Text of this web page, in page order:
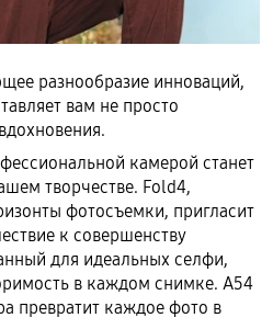
разнообразие инноваций,
вам не просто
камерой станет
творчестве. Fold4,
фотосъемки, пригласит
к совершенству
для идеальных селфи,
в каждом снимке. A54
превратит каждое фото в